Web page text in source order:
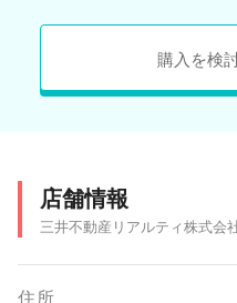
購入を検
店舗情報
三井不動産リアルティ株式会
住所